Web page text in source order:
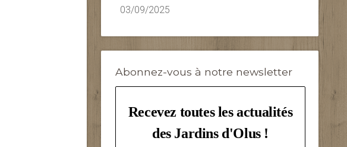
03/09/2025
Abonnez-vous à notre newsletter
Recevez toutes les actualités
des Jardins d'Olus !